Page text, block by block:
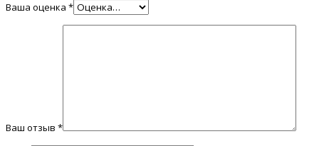
Ваша оценка *
Ваш отзыв *